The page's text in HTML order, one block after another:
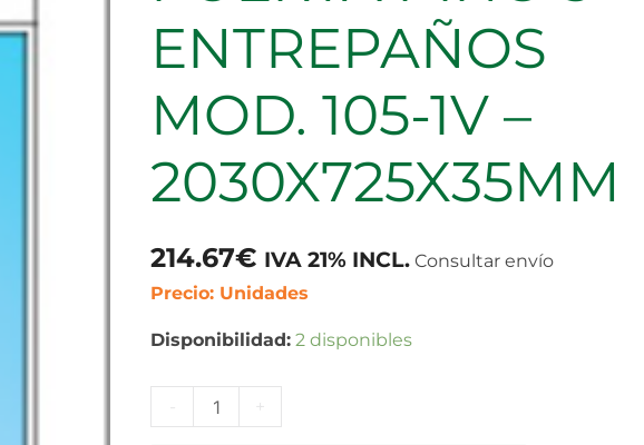
ENTREPAÑOS
MOD. 105-1V –
2030X725X35MM
214.67€ IVA 21% INCL. Consultar envío
Precio: Unidades
Disponibilidad: 2 disponibles
ENTREPAÑOS
105-
1V
-
2030X725X35MM
+